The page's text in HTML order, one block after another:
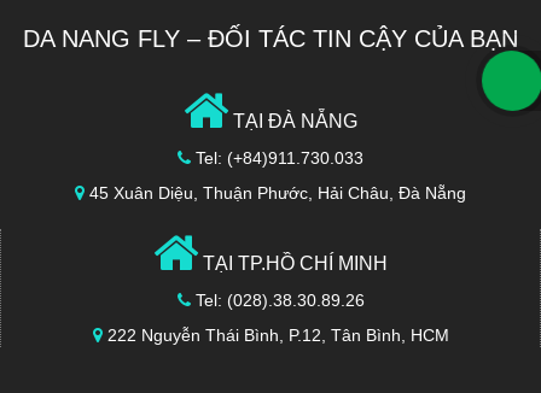
DA NANG FLY – ĐỐI TÁC TIN CẬY CỦA BẠN
TẠI ĐÀ NẴNG
Tel: (+84)911.730.033
45 Xuân Diệu, Thuận Phước, Hải Châu, Đà Nẵng
TẠI TP.HỒ CHÍ MINH
Tel: (028).38.30.89.26
222 Nguyễn Thái Bình, P.12, Tân Bình, HCM